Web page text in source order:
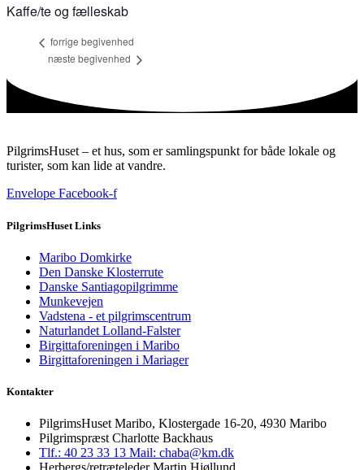
Kaffe/te og fælleskab
forrige begivenhed
næste begivenhed
PilgrimsHuset – et hus, som er samlingspunkt for både lokale og
turister, som kan lide at vandre.
Envelope Facebook-f
PilgrimsHuset Links
Maribo Domkirke
Den Danske Klosterrute
Danske Santiagopilgrimme
Munkevejen
Vadstena - et pilgrimscentrum
Naturlandet Lolland-Falster
Birgittaforeningen i Maribo
Birgittaforeningen i Mariager
Kontakter
PilgrimsHuset Maribo, Klostergade 16-20, 4930 Maribo
Pilgrimspræst Charlotte Backhaus
Tlf.: 40 23 33 13 Mail: chaba@km.dk
Herbergs/retræteleder Martin Hjøllund